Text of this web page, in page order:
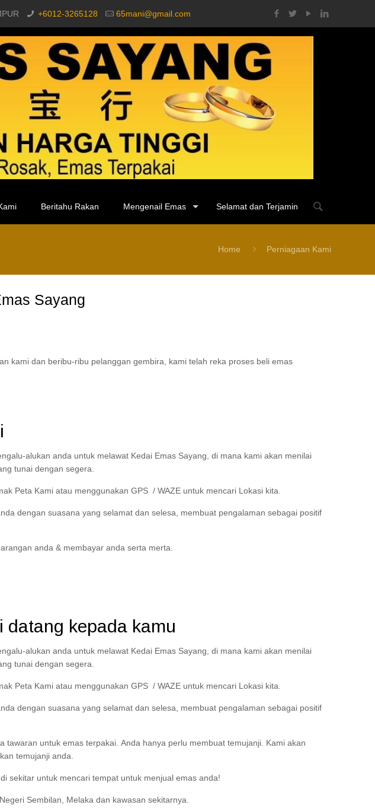
+6012-3265128 65mani@gmail.com
Beritahu Rakan Mengenail Emas Selamat dan Terjamin
Home Perniagaan Kami
Sayang
kami dan beribu-ribu pelanggan gembira, kami telah reka proses beli emas
alukan anda untuk melawat Kedai Emas Sayang, di mana kami akan menilai
tunai dengan segera.
Peta Kami atau menggunakan GPS / WAZE untuk mencari Lokasi kita.
dengan suasana yang selamat dan selesa, membuat pengalaman sebagai positif
anda & membayar anda serta merta.
datang kepada kamu
alukan anda untuk melawat Kedai Emas Sayang, di mana kami akan menilai
tunai dengan segera.
Peta Kami atau menggunakan GPS / WAZE untuk mencari Lokasi kita.
dengan suasana yang selamat dan selesa, membuat pengalaman sebagai positif
tawaran untuk emas terpakai. Anda hanya perlu membuat temujanji. Kami akan
temujanji anda.
sekitar untuk mencari tempat untuk menjual emas anda!
Sembilan, Melaka dan kawasan sekitarnya.